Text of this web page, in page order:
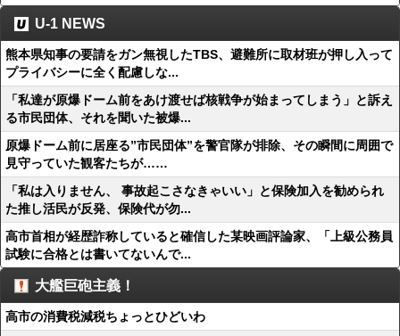
U-1 NEWS
熊本県知事の要請をガン無視したTBS、避難所に取材班が押し入って
プライバシーに全く配慮しな...
「私達が原爆ドーム前をあけ渡せば核戦争が始まってしまう」と訴え
る市民団体、それを聞いた被爆...
原爆ドーム前に居座る”市民団体”を警官隊が排除、その瞬間に周囲で
見守っていた観客たちが……
「私は入りません、 事故起こさなきゃいい」と保険加入を勧められ
た推し活民が反発、保険代が勿...
高市首相が経歴詐称していると確信した某映画評論家、「上級公務員
試験に合格とは書いてないんで...
大艦巨砲主義！
高市の消費税減税ちょっとひどいわ